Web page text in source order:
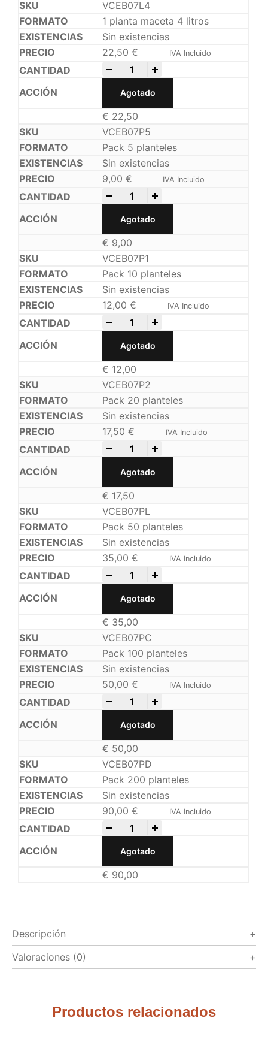
VCEB07L4
1 planta maceta 4 litros
Sin existencias
22,50€ IVA Incluido
Agotado
€ 22,50
VCEB07P5
Pack 5 planteles
Sin existencias
9,00€ IVA Incluido
Agotado
€ 9,00
VCEB07P1
Pack 10 planteles
Sin existencias
12,00€ IVA Incluido
Agotado
€ 12,00
VCEB07P2
Pack 20 planteles
Sin existencias
17,50€ IVA Incluido
Agotado
€ 17,50
VCEB07PL
Pack 50 planteles
Sin existencias
35,00€ IVA Incluido
Agotado
€ 35,00
VCEB07PC
Pack 100 planteles
Sin existencias
50,00€ IVA Incluido
Agotado
€ 50,00
VCEB07PD
Pack 200 planteles
Sin existencias
90,00€ IVA Incluido
Agotado
€ 90,00
Descripción
Valoraciones (0)
Productos relacionados